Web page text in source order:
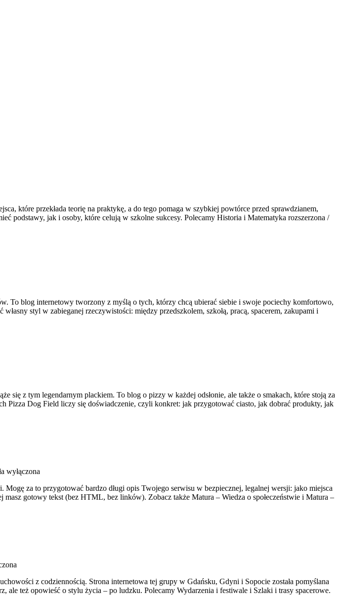
które przekłada teorię na praktykę, a do tego pomaga w szybkiej powtórce przed sprawdzianem,
podstawy, jak i osoby, które celują w szkolne sukcesy. Polecamy Historia i Matematyka rozszerzona /
To blog internetowy tworzony z myślą o tych, którzy chcą ubierać siebie i swoje pociechy komfortowo,
styl w zabieganej rzeczywistości: między przedszkolem, szkołą, pracą, spacerem, zakupami i
się z tym legendarnym plackiem. To blog o pizzy w każdej odsłonie, ale także o smakach, które stoją za
Pizza Dog Field liczy się doświadczenie, czyli konkret: jak przygotować ciasto, jak dobrać produkty, jak
wyłączona
za to przygotować bardzo długi opis Twojego serwisu w bezpiecznej, legalnej wersji: jako miejsca
gotowy tekst (bez HTML, bez linków). Zobacz także Matura – Wiedza o społeczeństwie i Matura –
z codziennością. Strona internetowa tej grupy w Gdańsku, Gdyni i Sopocie została pomyślana
też opowieść o stylu życia – po ludzku. Polecamy Wydarzenia i festiwale i Szlaki i trasy spacerowe.